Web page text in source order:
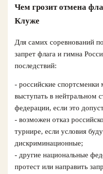
Чем грозит отмена
Клуже
Для самих соревнований
запрет флага и гимна
последствий:
- российские
выступать в нейтральном
федерации, если это
- возможен отказ
турнире, если условия
дискриминационные;
- другие национальные
протест или направить